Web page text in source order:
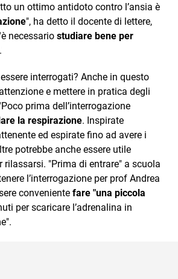
un ottimo antidoto contro l’ansia è
", ha detto il docente di lettere,
necessario studiare bene per
.
interrogati? Anche in questo
e mettere in pratica degli
prima dell’interrogazione
la respirazione. Inspirate
ed espirate fino ad avere i
potrebbe anche essere utile
rilassarsi. "Prima di entrare" a scuola
l’interrogazione per prof Andrea
conveniente fare "una piccola
per scaricare l’adrenalina in